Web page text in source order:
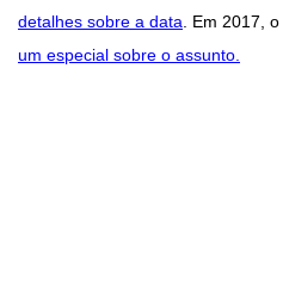
detalhes sobre a data. Em 2017, o
um especial sobre o assunto.